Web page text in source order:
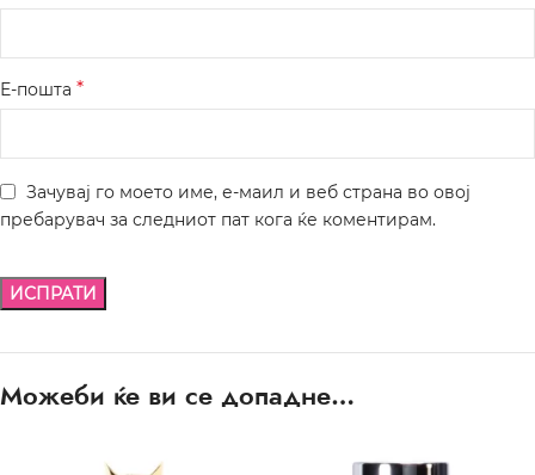
Е-пошта *
Зачувај го моето име, е-маил и веб страна во овој
пребарувач за следниот пат кога ќе коментирам.
Можеби ќе ви се допадне…